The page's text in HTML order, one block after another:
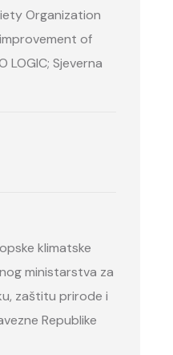
Organization
of
LOGIC; Sjeverna
klimatske
ministarstva za
zaštitu prirode i
Republike